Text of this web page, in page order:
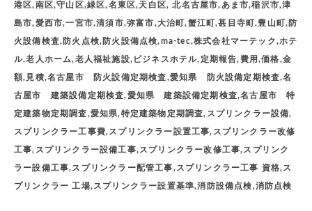
港区,南区,守山区,緑区,名東区,天白区, 北名古屋市,あま市,稲沢市,津
島市,愛西市,一宮市,清須市,弥富市,大治町,蟹江町,甚目寺町,豊山町,防
火設備検査,防火点検,防火設備点検,ma-tec,株式会社マーテック,ホテ
ル,老人ホーム,老人福祉施設,ビジネスホテル,定期報告,費用,価格,金
額,見積,名古屋市 防火設備定期検査,愛知県 防火設備定期検査,名
古屋市 建築設備定期検査,愛知県 建築設備定期検査,名古屋市 特
定建築物定期調査,愛知県,特定建築物定期調査,スプリンクラー設備,
スプリンクラー工事費,スプリンクラー設置工事,スプリンクラー改修
工事,スプリンクラー設備工事,スプリンクラー改修工事,スプリンク
ラー設備工事,スプリンクラー配管工事,スプリンクラー工事 資格,ス
プリンクラー 工場,スプリンクラー設置基準,消防設備点検,消防点検